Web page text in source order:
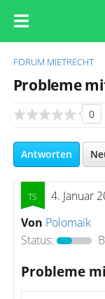
FORUM MIETRECHT
Probleme
0
Antworten
4. Januar
Von Polomaik
Status:
Probleme